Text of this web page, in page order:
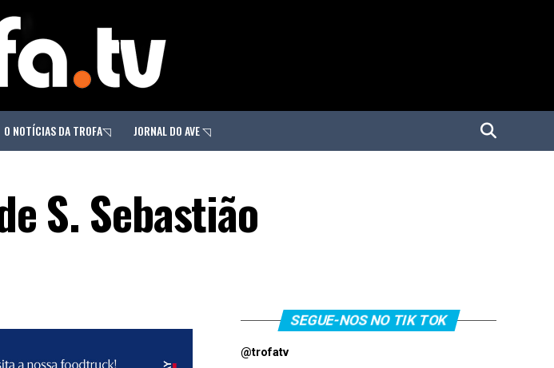
O NOTÍCIAS DA TROFA◹ JORNAL DO AVE ◹
S. Sebastião
SEGUE-NOS NO TIK TOK
@trofatv